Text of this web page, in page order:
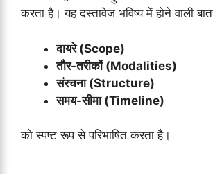
करता है। यह दस्तावेज भविष्य में होने वाली
दायरे (Scope)
तौर-तरीकों (Modalities)
संरचना (Structure)
समय-सीमा (Timeline)
को स्पष्ट रूप से परिभाषित करता है।